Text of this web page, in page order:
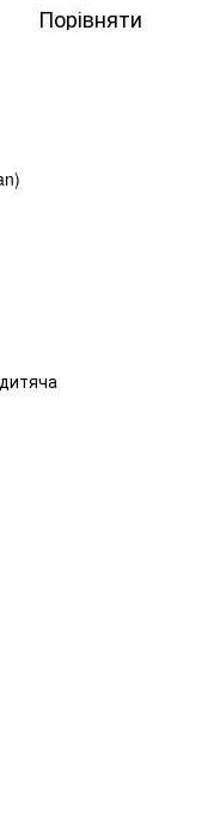
Порівняти
дитяча